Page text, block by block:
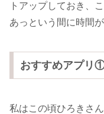
トアップしておき、
あっという間に時間が
おすすめアプリ
私はこの頃ひろきさ